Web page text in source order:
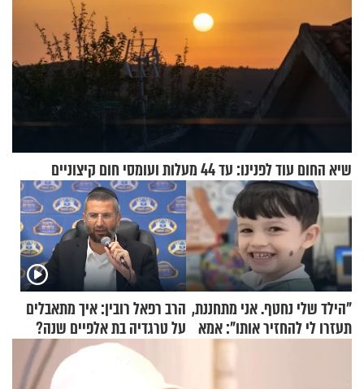
שיא החום עוד לפנינו: עד 44 מעלות ועומסי חום קיצוניים
"הילד שלי נחטף. אני מתחננת,
תעזרו לי להחזיר אותו": אמא
הרב רפאל רובין: איך מתאבלים
על טרגדיה בת אלפיים שנה?